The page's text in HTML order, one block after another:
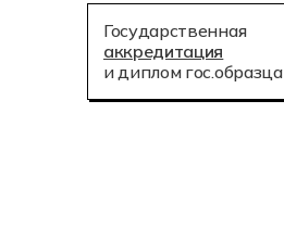
Государственная
аккредитация
и диплом гос.образца